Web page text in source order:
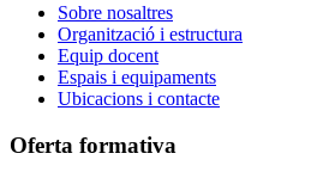
Sobre nosaltres
Organització i estructura
Equip docent
Espais i equipaments
Ubicacions i contacte
Oferta formativa